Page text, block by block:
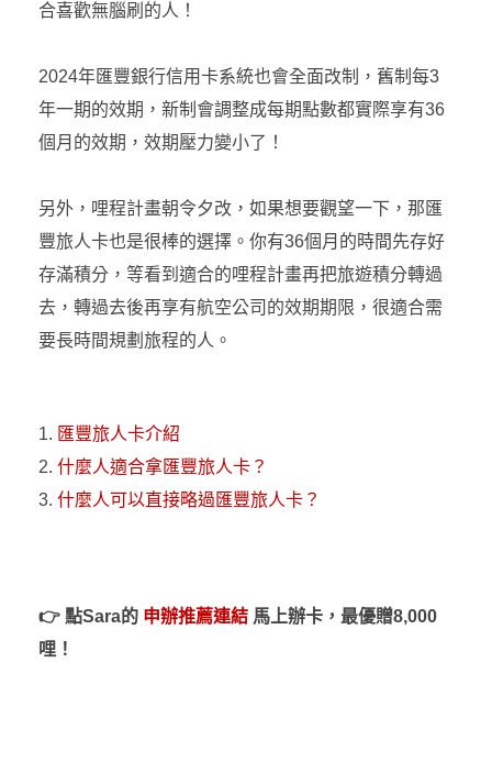
合喜歡無腦刷的人！
2024年匯豐銀行信用卡系統也會全面改制，舊制每3
年一期的效期，新制會調整成每期點數都實際享有36
個月的效期，效期壓力變小了！
另外，哩程計畫朝令夕改，如果想要觀望一下，那匯
豐旅人卡也是很棒的選擇。你有36個月的時間先存好
存滿積分，等看到適合的哩程計畫再把旅遊積分轉過
去，轉過去後再享有航空公司的效期期限，很適合需
要長時間規劃旅程的人。
匯豐旅人卡介紹
什麼人適合拿匯豐旅人卡？
什麼人可以直接略過匯豐旅人卡？
👉 點Sara的 申辦推薦連結 馬上辦卡 ，最優贈8,000
哩！